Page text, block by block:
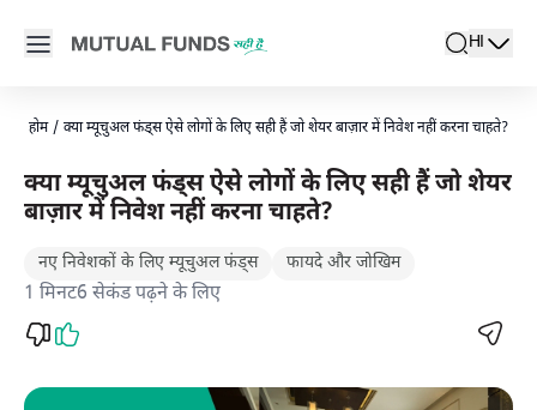
Open main menu
search
Locale
HI
active
होम / क्या म्यूचुअल फंड्स ऐसे लोगों के लिए सही हैं जो शेयर बाज़ार में निवेश नहीं करना चाहते?
क्या म्यूचुअल फंड्स ऐसे लोगों के लिए सही हैं जो शेयर
बाज़ार में निवेश नहीं करना चाहते?
नए निवेशकों के लिए म्यूचुअल फंड्स फायदे और जोखिम
1 मिनट6 सेकंड पढ़ने के लिए